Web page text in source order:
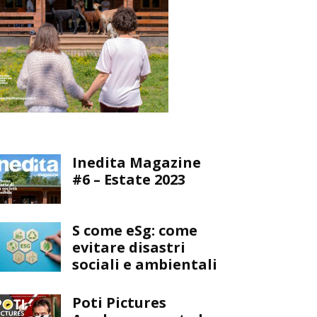
Inedita Magazine
#6 – Estate 2023
S come eSg: come
evitare disastri
sociali e ambientali
Poti Pictures